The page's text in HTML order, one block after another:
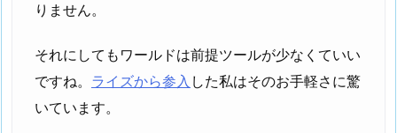
りません。
それにしてもワールドは前提ツールが少なくていい
ですね。 ライズから参入 した私はそのお手軽さに驚
いています。